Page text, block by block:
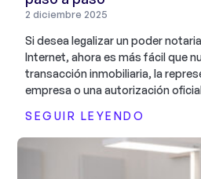
2 diciembre 2025
Si desea legalizar un poder
Internet, ahora es más fácil que
transacción inmobiliaria, la
empresa o una autorización
SEGUIR LEYENDO